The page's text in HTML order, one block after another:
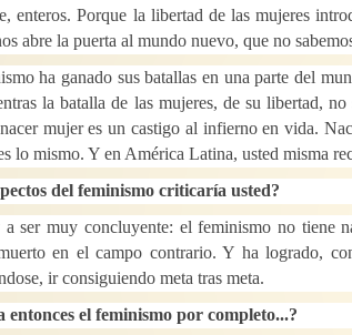
enteros. Porque la libertad de las mujeres
abre la puerta al mundo nuevo, que no
ha ganado sus batallas en una parte del
la batalla de las mujeres, de su libertad,
mujer es un castigo al infierno en vida.
lo mismo. Y en América Latina, usted misma
del feminismo criticaría usted?
ser muy concluyente: el feminismo no tiene
en el campo contrario. Y ha logrado,
ir consiguiendo meta tras meta.
entonces el feminismo por completo...?